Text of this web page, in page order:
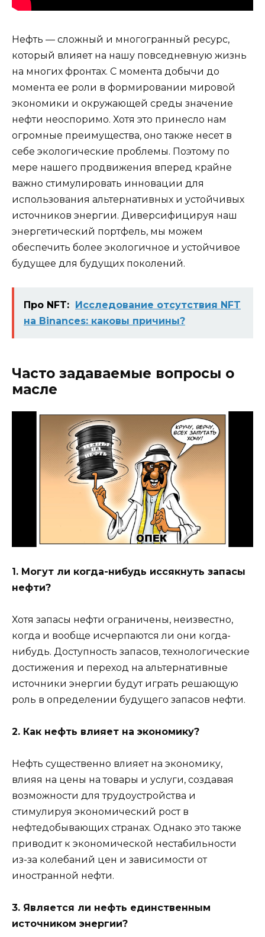
Нефть — сложный и многогранный ресурс,
который влияет на нашу повседневную жизнь
на многих фронтах. С момента добычи до
момента ее роли в формировании мировой
экономики и окружающей среды значение
нефти неоспоримо. Хотя это принесло нам
огромные преимущества, оно также несет в
себе экологические проблемы. Поэтому по
мере нашего продвижения вперед крайне
важно стимулировать инновации для
использования альтернативных и устойчивых
источников энергии. Диверсифицируя наш
энергетический портфель, мы можем
обеспечить более экологичное и устойчивое
будущее для будущих поколений.
Про NFT: Исследование отсутствия NFT
на Binances: каковы причины?
Часто задаваемые вопросы о
масле
1. Могут ли когда-нибудь иссякнуть запасы
нефти?
Хотя запасы нефти ограничены, неизвестно,
когда и вообще исчерпаются ли они когда-
нибудь. Доступность запасов, технологические
достижения и переход на альтернативные
источники энергии будут играть решающую
роль в определении будущего запасов нефти.
2. Как нефть влияет на экономику?
Нефть существенно влияет на экономику,
влияя на цены на товары и услуги, создавая
возможности для трудоустройства и
стимулируя экономический рост в
нефтедобывающих странах. Однако это также
приводит к экономической нестабильности
из-за колебаний цен и зависимости от
иностранной нефти.
3. Является ли нефть единственным
источником энергии?